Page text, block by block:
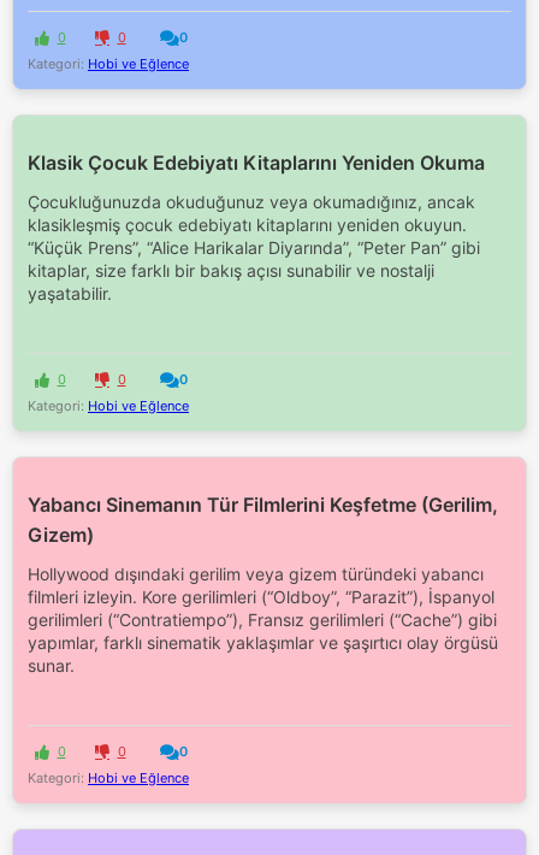
0 0
0
Kategori: Hobi ve Eğlence
Klasik Çocuk Edebiyatı Kitaplarını Yeniden Okuma
Çocukluğunuzda okuduğunuz veya okumadığınız, ancak
klasikleşmiş çocuk edebiyatı kitaplarını yeniden okuyun.
“Küçük Prens”, “Alice Harikalar Diyarında”, “Peter Pan” gibi
kitaplar, size farklı bir bakış açısı sunabilir ve nostalji
yaşatabilir.
0 0
0
Kategori: Hobi ve Eğlence
Yabancı Sinemanın Tür Filmlerini Keşfetme (Gerilim,
Gizem)
Hollywood dışındaki gerilim veya gizem türündeki yabancı
filmleri izleyin. Kore gerilimleri (“Oldboy”, “Parazit”), İspanyol
gerilimleri (“Contratiempo”), Fransız gerilimleri (“Cache”) gibi
yapımlar, farklı sinematik yaklaşımlar ve şaşırtıcı olay örgüsü
sunar.
0 0
0
Kategori: Hobi ve Eğlence